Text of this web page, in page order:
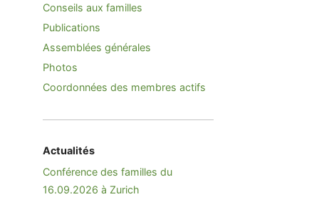
Conseils aux familles
Publications
Assemblées générales
Photos
Coordonnées des membres actifs
Actualités
Conférence des familles du
16.09.2026 à Zurich